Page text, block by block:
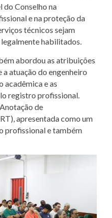
do Conselho na
e na proteção da
técnicos sejam
habilitados.
abordou as atribuições
atuação do engenheiro
acadêmica e as
registro profissional.
de
apresentada como um
profissional e também